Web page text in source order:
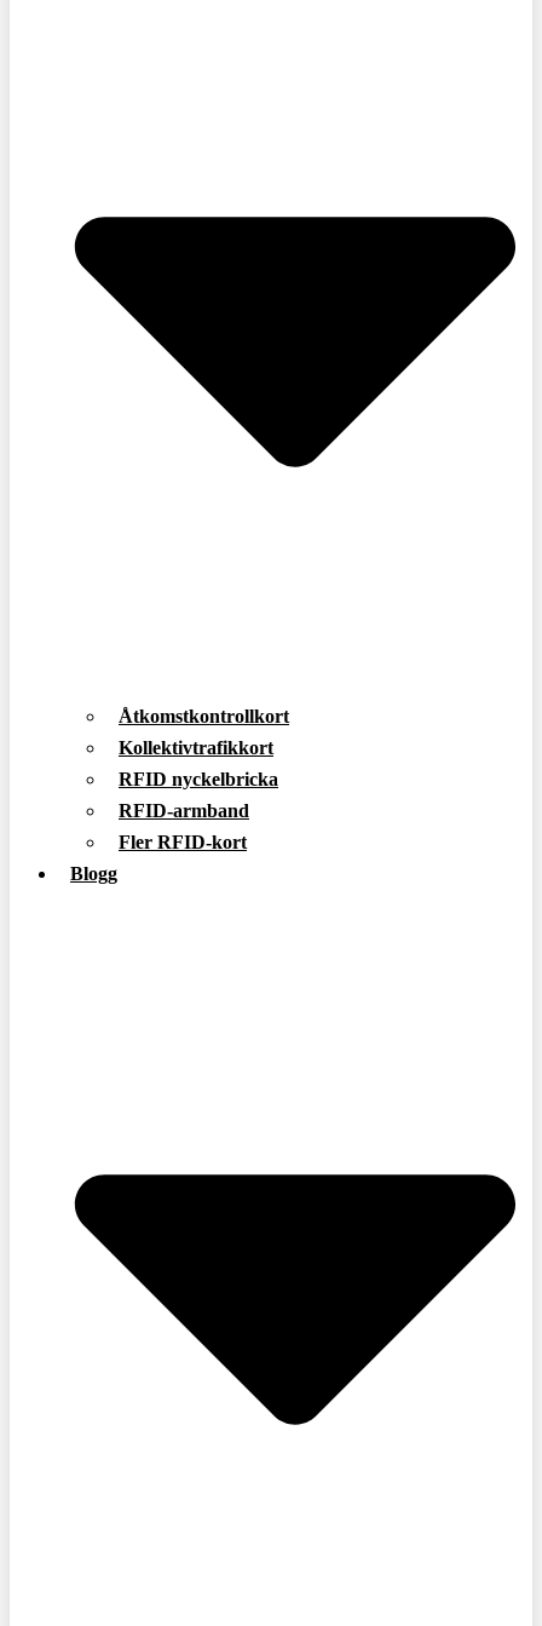
Åtkomstkontrollkort
Kollektivtrafikkort
RFID nyckelbricka
RFID-armband
Fler RFID-kort
Blogg